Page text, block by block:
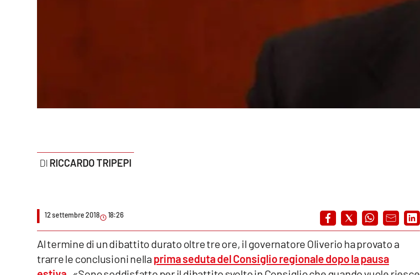
Parchi Marini Calabria
Imprese Di Calabria
Venti di comunicazione
RICCARDO TRIPEPI
12 settembre 2018 18:26
Al termine di un dibattito durato oltre tre ore, il governatore Oliverio ha provato a
trarre le conclusioni nellaprima seduta del Consiglio regionale dopo la pausa